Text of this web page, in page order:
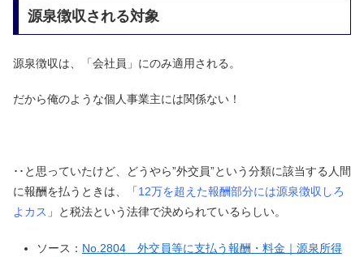
源泉徴収される対象
源泉徴収は、「会社員」にのみ適用される。
だから俺のような個人事業主には関係ない！
･･と思っていたけど、どうやら”外交員”という分類に該当する人間
に報酬を払うときは、「12万を超えた報酬部分には源泉徴収しろ
よカス 」と税法という法律で決められているらしい。
ソース： No.2804 外交員等に支払う報酬・料金｜源泉所得